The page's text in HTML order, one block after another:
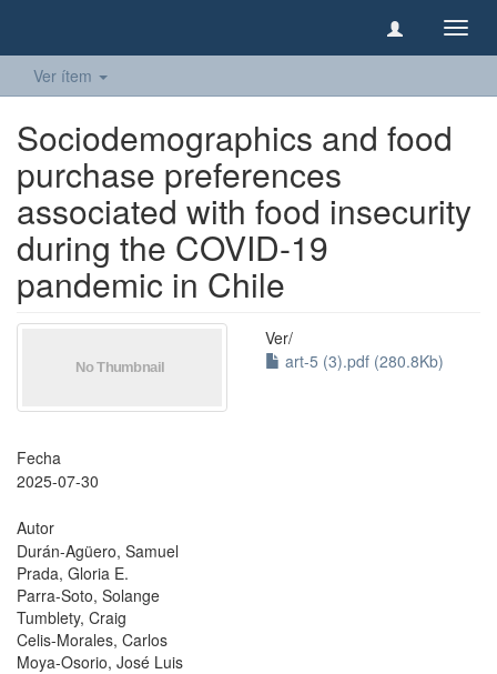
Ver ítem
Sociodemographics and food
purchase preferences
associated with food insecurity
during the COVID-19
pandemic in Chile
Ver/
art-5 (3).pdf (280.8Kb)
Fecha
2025-07-30
Autor
Durán-Agüero, Samuel
Prada, Gloria E.
Parra-Soto, Solange
Tumblety, Craig
Celis-Morales, Carlos
Moya-Osorio, José Luis